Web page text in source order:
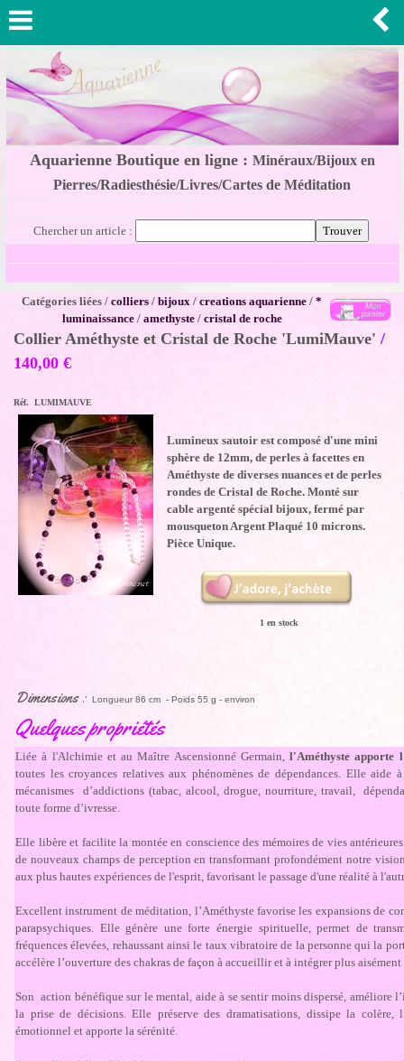
Aquarienne Boutique en ligne : Minéraux/Bijoux en
Pierres/Radiesthésie/Livres/Cartes de Méditation
Chercher un article :
Catégories liées / colliers / bijoux / creations aquarienne / *
luminaissance/ amethyste/ cristal de roche
Collier Améthyste et Cristal de Roche 'LumiMauve' /
140,00 €
Réf. LUMIMAUVE
Lumineux sautoir est composé d'une mini
sphère de 12mm, de perles à facettes en
Améthyste de diverses nuances et de perles
rondes de Cristal de Roche. Monté sur
cable argenté spécial bijoux, fermé par
mousqueton Argent Plaqué 10 microns.
Pièce Unique.
1 en stock
Dimensions : Longueur 86 cm - Poids 55 g - environ
Quelques propriétés
Liée à l'Alchimie et au Maître Ascensionné Germain,l'Améthyste apporte
toutes les croyances relatives aux phénomènes de dépendances. Elle
mécanismes d’addictions (tabac, alcool, drogue, nourriture, travail,
toute forme d’ivresse.
Elle libère et facilite la montée en conscience des mémoires de vies
de nouveaux champs de perception en transformant profondément notre
aux plus hautes expériences de l'esprit, favorisant le passage d'une réalité à
Excellent instrument de méditation, l’Améthyste favorise les expansions de
parapsychiques. Elle génère une forte énergie spirituelle, permet de
fréquences élevées, rehaussant ainsi le taux vibratoire de la personne qui la
accélère l’ouverture des chakras de façon à accueillir et à intégrer plus
Son action bénéfique sur le mental, aide à se sentir moins dispersé, améliore
la prise de décisions. Elle préserve des dramatisations, dissipe la colère,
émotionnel et apporte la sérénité.